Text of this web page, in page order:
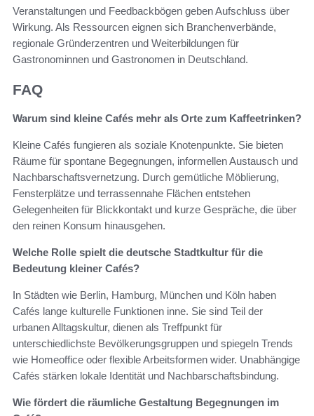
Veranstaltungen und Feedbackbögen geben Aufschluss über
Wirkung. Als Ressourcen eignen sich Branchenverbände,
regionale Gründerzentren und Weiterbildungen für
Gastronominnen und Gastronomen in Deutschland.
FAQ
Warum sind kleine Cafés mehr als Orte zum Kaffeetrinken?
Kleine Cafés fungieren als soziale Knotenpunkte. Sie bieten
Räume für spontane Begegnungen, informellen Austausch und
Nachbarschaftsvernetzung. Durch gemütliche Möblierung,
Fensterplätze und terrassennahe Flächen entstehen
Gelegenheiten für Blickkontakt und kurze Gespräche, die über
den reinen Konsum hinausgehen.
Welche Rolle spielt die deutsche Stadtkultur für die
Bedeutung kleiner Cafés?
In Städten wie Berlin, Hamburg, München und Köln haben
Cafés lange kulturelle Funktionen inne. Sie sind Teil der
urbanen Alltagskultur, dienen als Treffpunkt für
unterschiedlichste Bevölkerungsgruppen und spiegeln Trends
wie Homeoffice oder flexible Arbeitsformen wider. Unabhängige
Cafés stärken lokale Identität und Nachbarschaftsbindung.
Wie fördert die räumliche Gestaltung Begegnungen im